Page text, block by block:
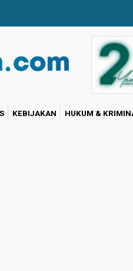
KEBIJAKAN HUKUM &